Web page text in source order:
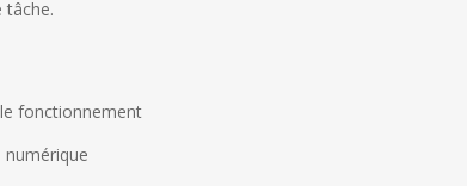
tâche.
le fonctionnement